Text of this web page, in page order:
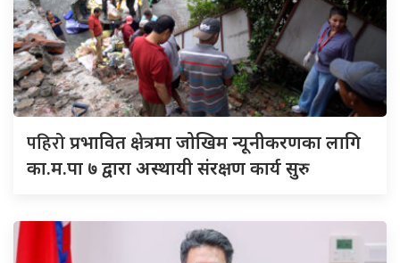
पहिरोप्रभावित क्षेत्रमा जोखिम न्यूनीकरणका लागि
का.म.पा ७ द्वारा अस्थायी संरक्षण कार्य सुरु